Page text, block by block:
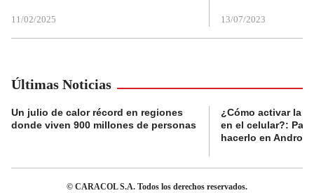
11/02/2025 13/07/2023
Últimas Noticias
Un julio de calor récord en regiones
donde viven 900 millones de personas
¿Cómo activar la
en el celular?:
hacerlo en
© CARACOL S.A. Todos los derechos reservados.